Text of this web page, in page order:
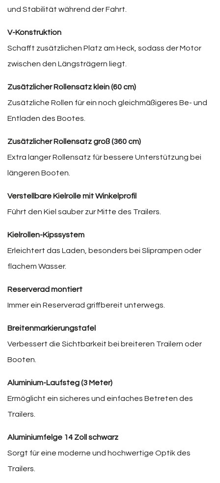
und Stabilität während der Fahrt.
V-Konstruktion
Schafft zusätzlichen Platz am Heck, sodass der Motor
zwischen den Längsträgern liegt.
Zusätzlicher Rollensatz klein (60 cm)
Zusätzliche Rollen für ein noch gleichmäßigeres Be- und
Entladen des Bootes.
Zusätzlicher Rollensatz groß (360 cm)
Extra langer Rollensatz für bessere Unterstützung bei
längeren Booten.
Verstellbare Kielrolle mit Winkelprofil
Führt den Kiel sauber zur Mitte des Trailers.
Kielrollen-Kipssystem
Erleichtert das Laden, besonders bei Sliprampen oder
flachem Wasser.
Reserverad montiert
Immer ein Reserverad griffbereit unterwegs.
Breitenmarkierungstafel
Verbessert die Sichtbarkeit bei breiteren Trailern oder
Booten.
Aluminium-Laufsteg (3 Meter)
Ermöglicht ein sicheres und einfaches Betreten des
Trailers.
Aluminiumfelge 14 Zoll schwarz
Sorgt für eine moderne und hochwertige Optik des
Trailers.